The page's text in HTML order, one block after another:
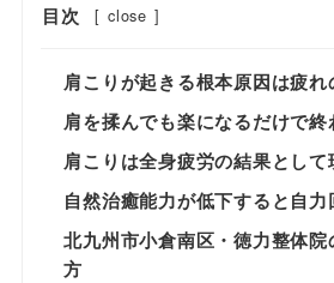
目次 [ close ]
肩こりが起きる根本原因は疲れ
肩を揉んでも楽になるだけで終
肩こりは全身疲労の結果として
自然治癒能力が低下すると自
北九州市小倉南区・徳力整体院
方